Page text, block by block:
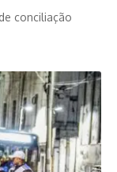
conciliação